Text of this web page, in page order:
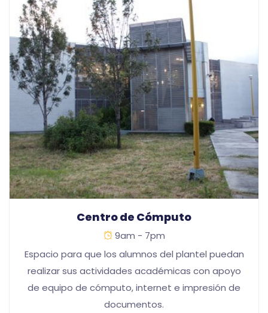
Centro de Cómputo
9am - 7pm
Espacio para que los alumnos del plantel puedan
realizar sus actividades académicas con apoyo
de equipo de cómputo, internet e impresión de
documentos.